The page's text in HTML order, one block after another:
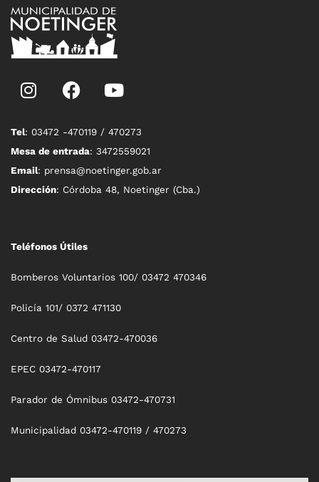
Tel: 03472 -470119 / 470273
Mesa de entrada: 3472559021
Email: prensa@noetinger.gob.ar
Dirección: Córdoba 48, Noetinger (Cba.)
Teléfonos Útiles
Bomberos Voluntarios 100/ 03472 470346
Policía 101/ 0372 471130
Centro de Salud 03472-470036
EPEC 03472-470117
Parador de Ómnibus 03472-470731
Municipalidad 03472-470119 / 470273